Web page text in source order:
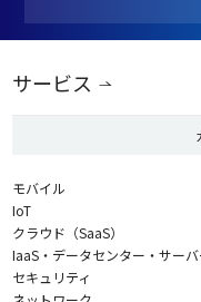
サービス
モバイル
IoT
クラウド（SaaS）
IaaS・データセンター・サーバ
セキュリティ